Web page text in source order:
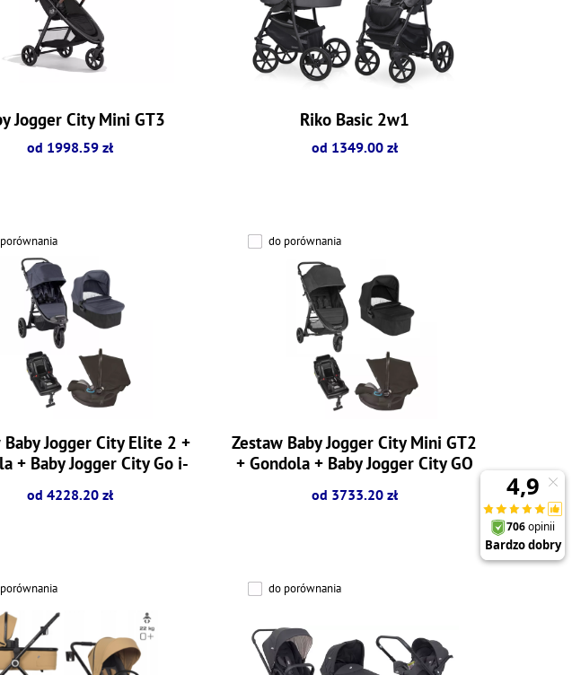
Jogger City Mini GT3
od 1998.59 zł
Riko Basic 2w1
od 1349.00 zł
Baby Jogger City Elite 2 +
+ Baby Jogger City Go i-
od 4228.20 zł
do porównania
Zestaw Baby Jogger City Mini GT2
+ Gondola + Baby Jogger City GO
od 3733.20 zł
do porównania